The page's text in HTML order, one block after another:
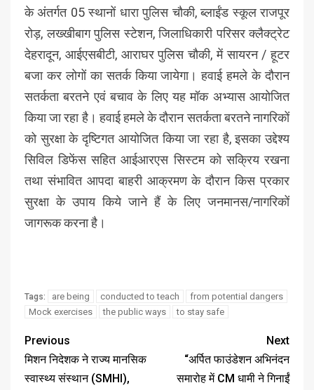
के अंतर्गत 05 स्थानों धारा पुलिस चौकी, ब्लाईंड स्कूल राजपूर
रोड़, लख्खीबाग पुलिस स्टेशन, जिलाधिकारी परिसर क्लैक्ट्रेट
देहरादून, आईएसबीटी, आराघर पुलिस चौकी, में सायरन / हूटर
बजा कर लोगों का सतर्क किया जायेगा। हवाई हमले के दौरान
सतर्कता बरतने एवं बचाव के लिए यह मॉक अभ्यास आयोजित
किया जा रहा है। हवाई हमले के दौरान सतर्कता बरतने नागरिकों
को सुरक्षा के दृष्टिगत आयोजित किया जा रहा है, इसका उद्देश्य
सिविल डिफेंस सहित आईआरएस सिस्टम को सक्रिय रखना
तथा संभावित आपदा बाहरी आक्रमण के दौरान किस प्रकार
सुरक्षा के उपाय किये जाने हैं के लिए जनमानस/नागरिकों
जागरूक करना है।
Tags: are being conducted to teach
from potential dangers
Mock exercises
the public ways to stay safe
Previous
मिशन निदेशक ने राज्य मानसिक
स्वास्थ्य संस्थान (SMHI),
Next
“अर्पित फाउंडेशन अभिनंदन
समारोह में CM धामी ने गिनाईं